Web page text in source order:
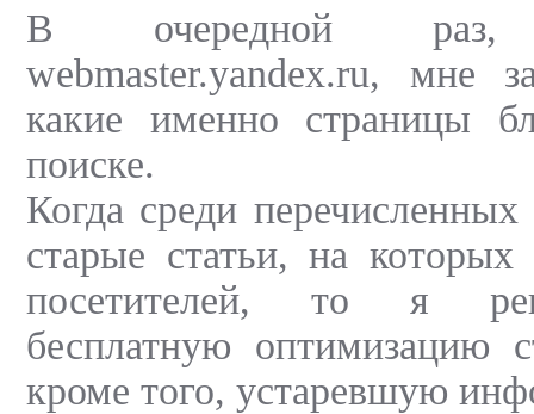
В очередной раз,
webmaster.yandex.ru, мне
какие именно страницы
поиске.
Когда среди перечисленных
старые статьи, на
посетителей, то я
бесплатную оптимизацию
кроме того, устаревшую